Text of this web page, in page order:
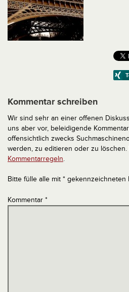
Kommentar schreiben
Wir sind sehr an einer offenen
uns aber vor, beleidigende
offensichtlich zwecks
werden, zu editieren oder zu
Kommentarregeln.
Bitte fülle alle mit * gekennzeichneten
Kommentar *